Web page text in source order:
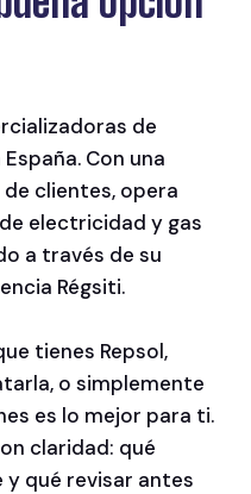
de
Con una
clientes, opera
electricidad y gas
a través de su
Régsiti.
tienes Repsol,
o simplemente
es lo mejor para ti.
claridad: qué
y qué revisar antes